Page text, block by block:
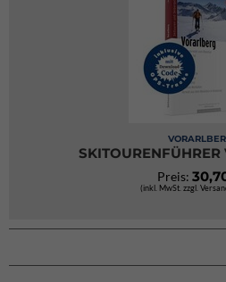
SKITOURENFÜHRER
Preis:
(inkl. MwSt. zzgl.